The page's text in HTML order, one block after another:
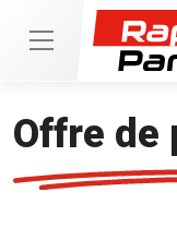
Offre de